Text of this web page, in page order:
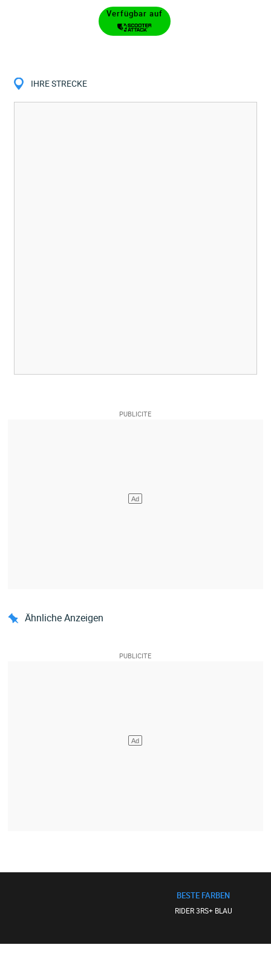
Verfügbar auf
IHRE STRECKE
Ähnliche Anzeigen
BESTE FARBEN
RIDER 3RS+ BLAU